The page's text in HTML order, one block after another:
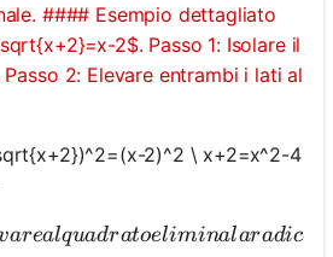
#### Esempio dettagliato
2$. Passo 1: Isolare il
2: Elevare entrambi i lati al
2)^2 \ x+2=x^2-4
arealquadratoeliminalaradice